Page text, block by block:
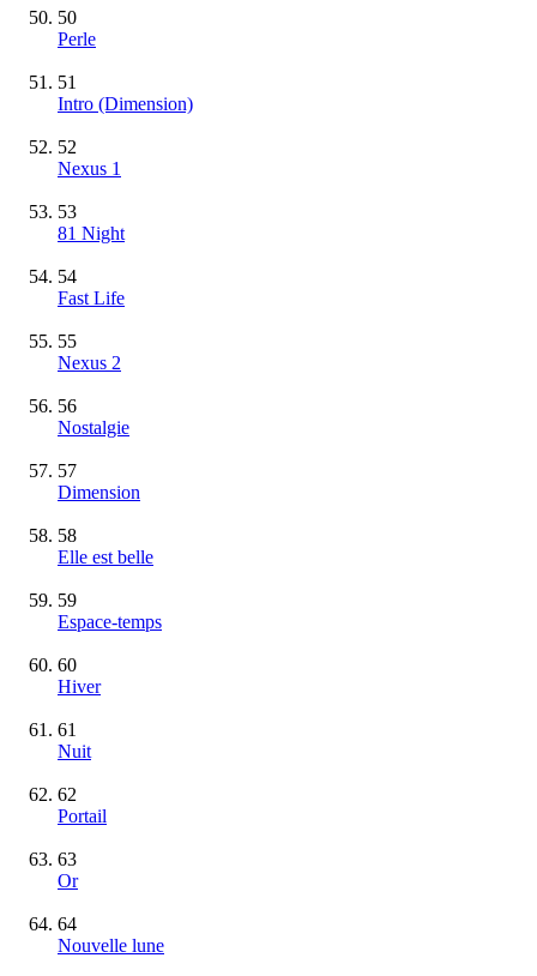
50
Perle
51
Intro (Dimension)
52
Nexus 1
53
81 Night
54
Fast Life
55
Nexus 2
56
Nostalgie
57
Dimension
58
Elle est belle
59
Espace-temps
60
Hiver
61
Nuit
62
Portail
63
Or
64
Nouvelle lune